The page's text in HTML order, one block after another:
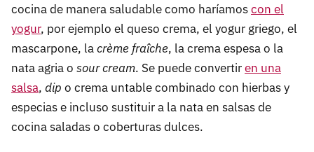
cocina de manera saludable como haríamoscon el
yogur, por ejemplo el queso crema, el yogur griego, el
mascarpone, lacrème fraîche, la crema espesa o la
nata agria o sour cream. Se puede convertiren una
salsa, dip o crema untable combinado con hierbas y
especias e incluso sustituir a la nata en salsas de
cocina saladas o coberturas dulces.